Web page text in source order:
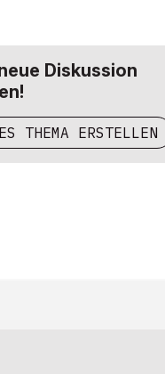
Diskussion
THEMA ERSTELLEN